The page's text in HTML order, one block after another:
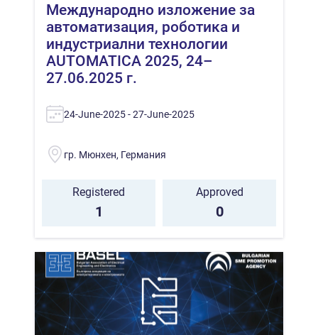
Международно изложение за
автоматизация, роботика и
индустриални технологии
AUTOMATICA 2025, 24–
27.06.2025 г.
24-June-2025 - 27-June-2025
гр. Мюнхен, Германия
Registered
1
Approved
0